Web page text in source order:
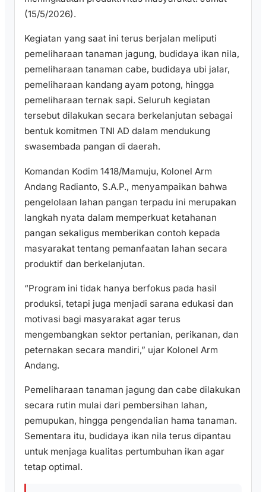
(15/5/2026).
Kegiatan yang saat ini terus berjalan meliputi
pemeliharaan tanaman jagung, budidaya ikan nila,
pemeliharaan tanaman cabe, budidaya ubi jalar,
pemeliharaan kandang ayam potong, hingga
pemeliharaan ternak sapi. Seluruh kegiatan
tersebut dilakukan secara berkelanjutan sebagai
bentuk komitmen TNI AD dalam mendukung
swasembada pangan di daerah.
Komandan Kodim 1418/Mamuju, Kolonel Arm
Andang Radianto, S.A.P., menyampaikan bahwa
pengelolaan lahan pangan terpadu ini merupakan
langkah nyata dalam memperkuat ketahanan
pangan sekaligus memberikan contoh kepada
masyarakat tentang pemanfaatan lahan secara
produktif dan berkelanjutan.
“Program ini tidak hanya berfokus pada hasil
produksi, tetapi juga menjadi sarana edukasi dan
motivasi bagi masyarakat agar terus
mengembangkan sektor pertanian, perikanan, dan
peternakan secara mandiri,” ujar Kolonel Arm
Andang.
Pemeliharaan tanaman jagung dan cabe dilakukan
secara rutin mulai dari pembersihan lahan,
pemupukan, hingga pengendalian hama tanaman.
Sementara itu, budidaya ikan nila terus dipantau
untuk menjaga kualitas pertumbuhan ikan agar
tetap optimal.